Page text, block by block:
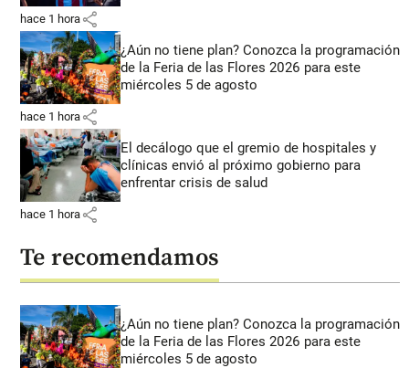
hace 1 hora share
¿Aún no tiene plan? Conozca la programación
de la Feria de las Flores 2026 para este
miércoles 5 de agosto
hace 1 hora share
El decálogo que el gremio de hospitales y
clínicas envió al próximo gobierno para
enfrentar crisis de salud
hace 1 hora share
Te recomendamos
¿Aún no tiene plan? Conozca la programación
de la Feria de las Flores 2026 para este
miércoles 5 de agosto